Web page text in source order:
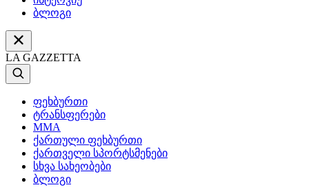
ბლოგი
LA GAZZETTA
ფეხბურთი
ტრანსფერები
MMA
ქართული ფეხბურთი
ქართველი სპორტსმენები
სხვა სახეობები
ბლოგი